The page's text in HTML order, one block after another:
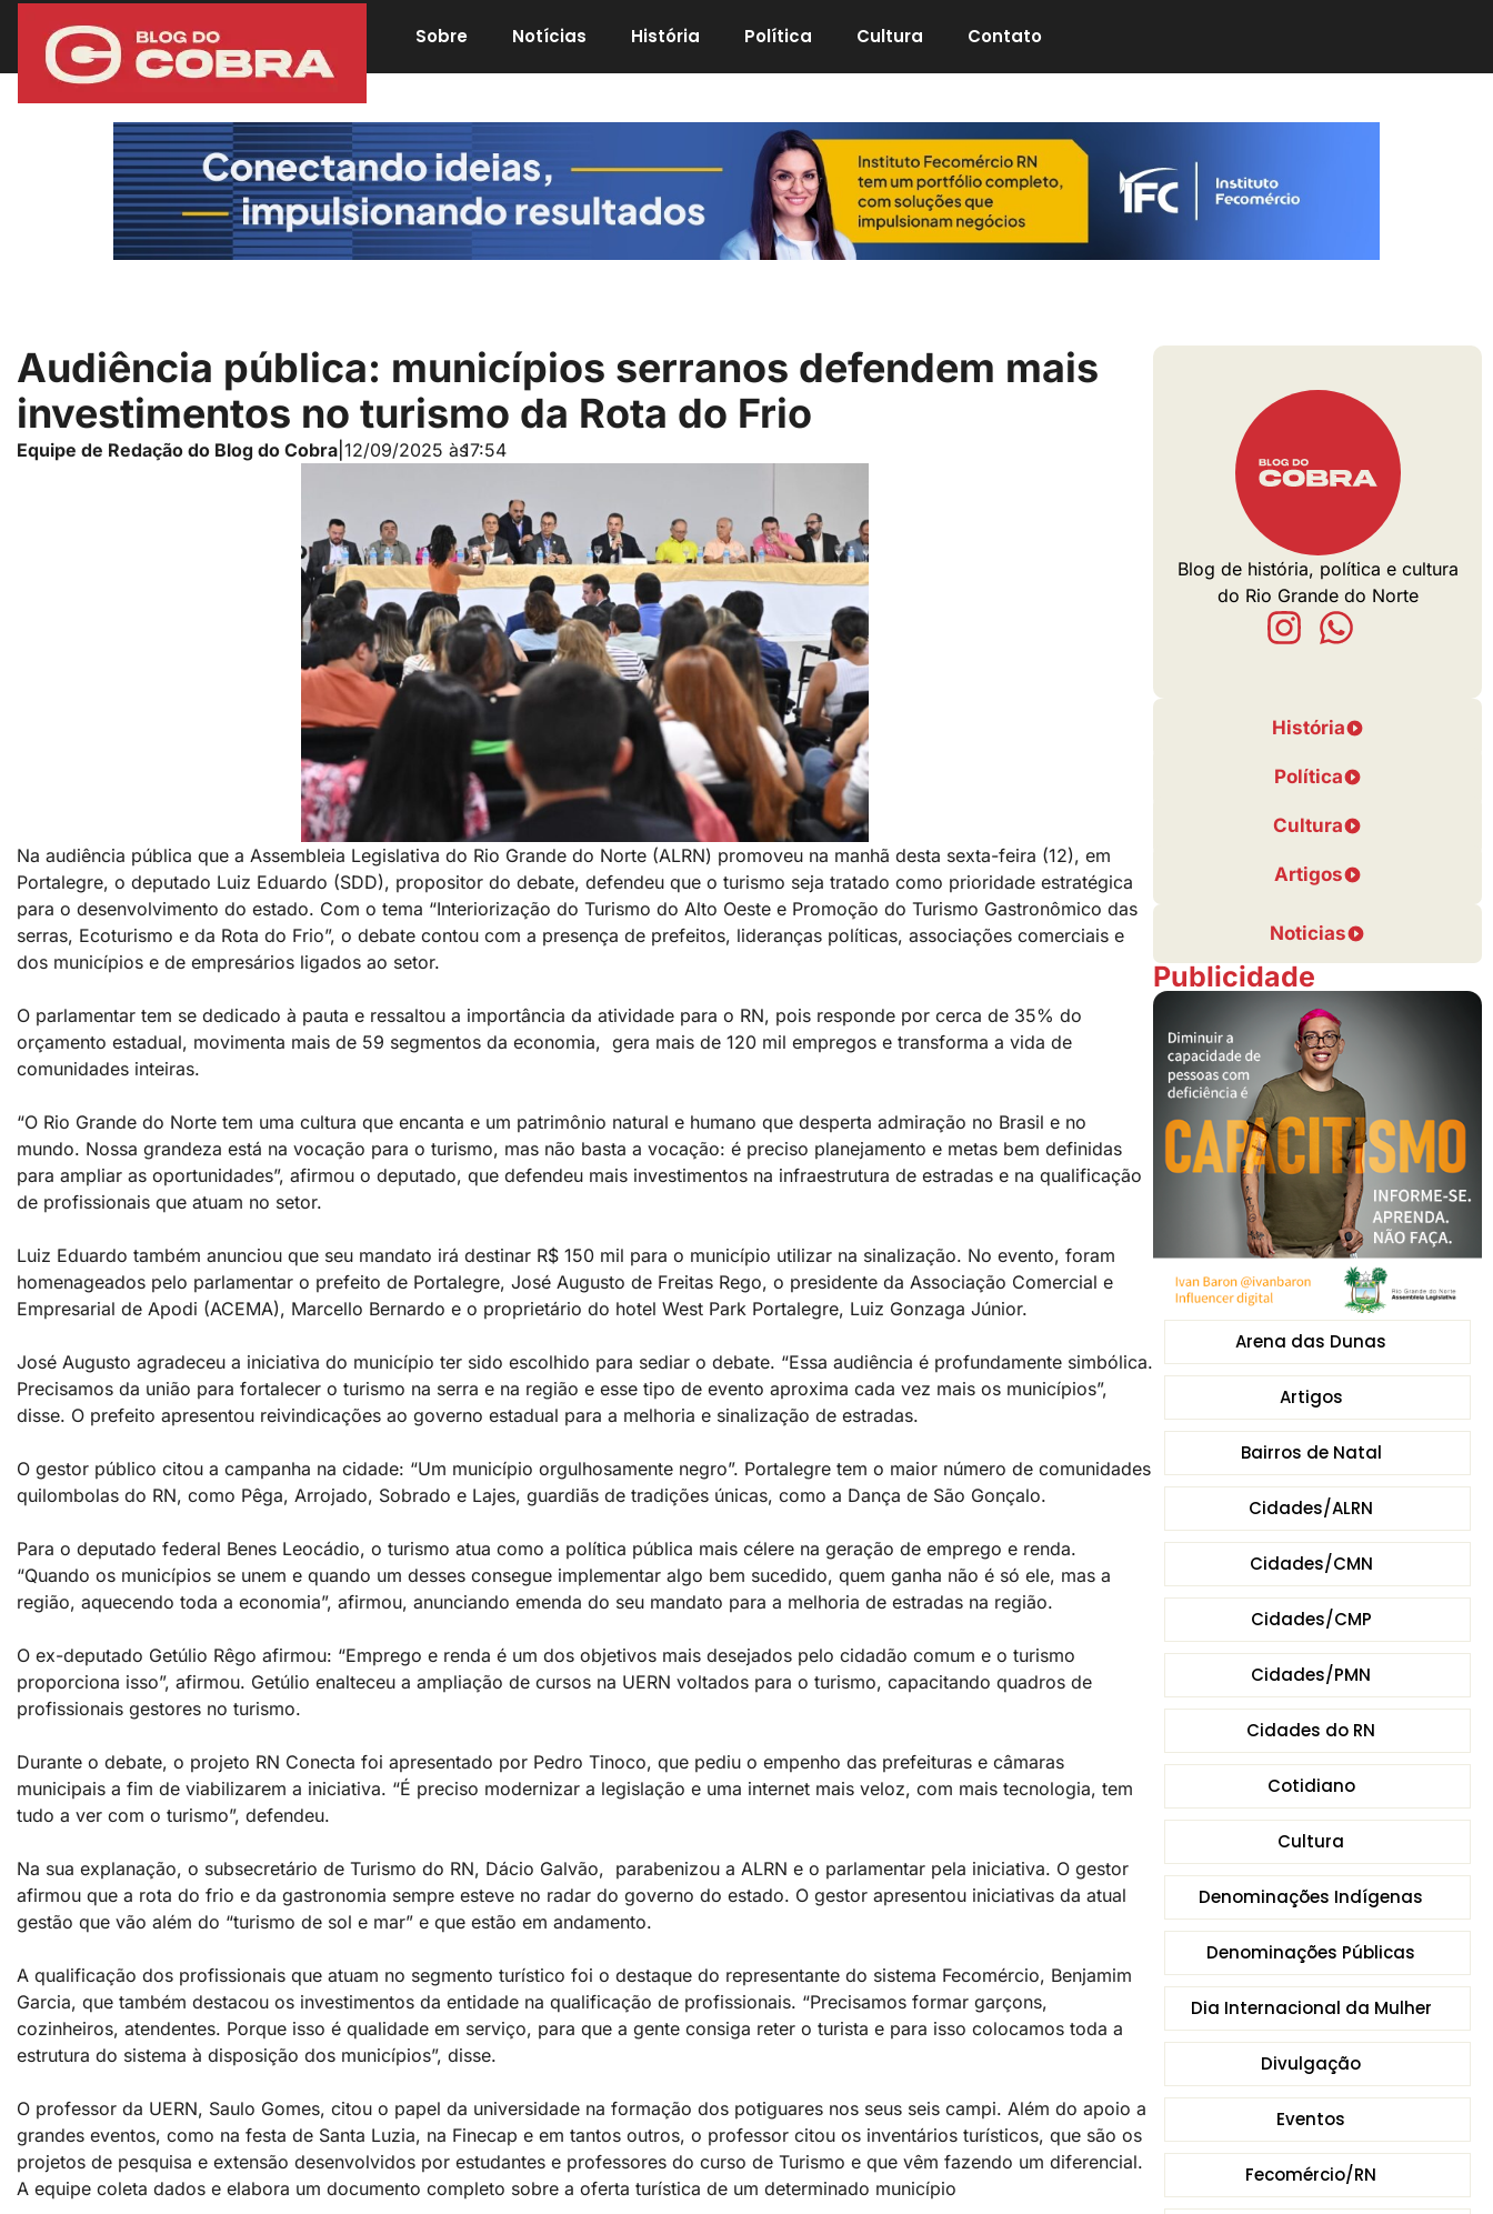
Sobre Notícias História Política Cultura Contato
Blog de história, política e cultura
do Rio Grande do Norte
História
Política
Cultura
Artigos
Noticias
Publicidade
Arena das Dunas
Artigos
Bairros de Natal
Cidades/ALRN
Cidades/CMN
Cidades/CMP
Cidades/PMN
Cidades do RN
Cotidiano
Cultura
Denominações Indígenas
Denominações Públicas
Dia Internacional da Mulher
Divulgação
Eventos
Fecomércio/RN
Audiência pública: municípios serranos defendem mais
investimentos no turismo da Rota do Frio
Equipe de Redação do Blog do Cobra 12/09/2025 às17:54
Na audiência pública que a Assembleia Legislativa do Rio Grande do Norte (ALRN) promoveu na manhã desta sexta-feira (12), em
Portalegre, o deputado Luiz Eduardo (SDD), propositor do debate, defendeu que o turismo seja tratado como prioridade estratégica
para o desenvolvimento do estado. Com o tema “Interiorização do Turismo do Alto Oeste e Promoção do Turismo Gastronômico das
serras, Ecoturismo e da Rota do Frio”, o debate contou com a presença de prefeitos, lideranças políticas, associações comerciais e
dos municípios e de empresários ligados ao setor.
O parlamentar tem se dedicado à pauta e ressaltou a importância da atividade para o RN, pois responde por cerca de 35% do
orçamento estadual, movimenta mais de 59 segmentos da economia, gera mais de 120 mil empregos e transforma a vida de
comunidades inteiras.
“O Rio Grande do Norte tem uma cultura que encanta e um patrimônio natural e humano que desperta admiração no Brasil e no
mundo. Nossa grandeza está na vocação para o turismo, mas não basta a vocação: é preciso planejamento e metas bem definidas
para ampliar as oportunidades”, afirmou o deputado, que defendeu mais investimentos na infraestrutura de estradas e na qualificação
de profissionais que atuam no setor.
Luiz Eduardo também anunciou que seu mandato irá destinar R$ 150 mil para o município utilizar na sinalização. No evento, foram
homenageados pelo parlamentar o prefeito de Portalegre, José Augusto de Freitas Rego, o presidente da Associação Comercial e
Empresarial de Apodi (ACEMA), Marcello Bernardo e o proprietário do hotel West Park Portalegre, Luiz Gonzaga Júnior.
José Augusto agradeceu a iniciativa do município ter sido escolhido para sediar o debate. “Essa audiência é profundamente simbólica.
Precisamos da união para fortalecer o turismo na serra e na região e esse tipo de evento aproxima cada vez mais os municípios”,
disse. O prefeito apresentou reivindicações ao governo estadual para a melhoria e sinalização de estradas.
O gestor público citou a campanha na cidade: “Um município orgulhosamente negro”. Portalegre tem o maior número de comunidades
quilombolas do RN, como Pêga, Arrojado, Sobrado e Lajes, guardiãs de tradições únicas, como a Dança de São Gonçalo.
Para o deputado federal Benes Leocádio, o turismo atua como a política pública mais célere na geração de emprego e renda.
“Quando os municípios se unem e quando um desses consegue implementar algo bem sucedido, quem ganha não é só ele, mas a
região, aquecendo toda a economia”, afirmou, anunciando emenda do seu mandato para a melhoria de estradas na região.
O ex-deputado Getúlio Rêgo afirmou: “Emprego e renda é um dos objetivos mais desejados pelo cidadão comum e o turismo
proporciona isso”, afirmou. Getúlio enalteceu a ampliação de cursos na UERN voltados para o turismo, capacitando quadros de
profissionais gestores no turismo.
Durante o debate, o projeto RN Conecta foi apresentado por Pedro Tinoco, que pediu o empenho das prefeituras e câmaras
municipais a fim de viabilizarem a iniciativa. “É preciso modernizar a legislação e uma internet mais veloz, com mais tecnologia, tem
tudo a ver com o turismo”, defendeu.
Na sua explanação, o subsecretário de Turismo do RN, Dácio Galvão, parabenizou a ALRN e o parlamentar pela iniciativa. O gestor
afirmou que a rota do frio e da gastronomia sempre esteve no radar do governo do estado. O gestor apresentou iniciativas da atual
gestão que vão além do “turismo de sol e mar” e que estão em andamento.
A qualificação dos profissionais que atuam no segmento turístico foi o destaque do representante do sistema Fecomércio, Benjamim
Garcia, que também destacou os investimentos da entidade na qualificação de profissionais. “Precisamos formar garçons,
cozinheiros, atendentes. Porque isso é qualidade em serviço, para que a gente consiga reter o turista e para isso colocamos toda a
estrutura do sistema à disposição dos municípios”, disse.
O professor da UERN, Saulo Gomes, citou o papel da universidade na formação dos potiguares nos seus seis campi. Além do apoio a
grandes eventos, como na festa de Santa Luzia, na Finecap e em tantos outros, o professor citou os inventários turísticos, que são os
projetos de pesquisa e extensão desenvolvidos por estudantes e professores do curso de Turismo e que vêm fazendo um diferencial.
A equipe coleta dados e elabora um documento completo sobre a oferta turística de um determinado município